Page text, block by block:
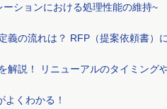
ションにおける処理性能の維持~
義の流れは？ RFP（提案依頼書）
解説！ リニューアルのタイミング
くわかる！